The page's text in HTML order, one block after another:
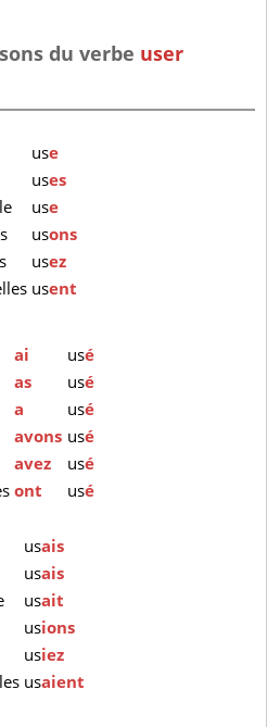
du verbe user
use
uses
use
usons
usez
usent
ai usé
as usé
a usé
avons usé
avez usé
ont usé
usais
usais
usait
usions
usiez
usaient